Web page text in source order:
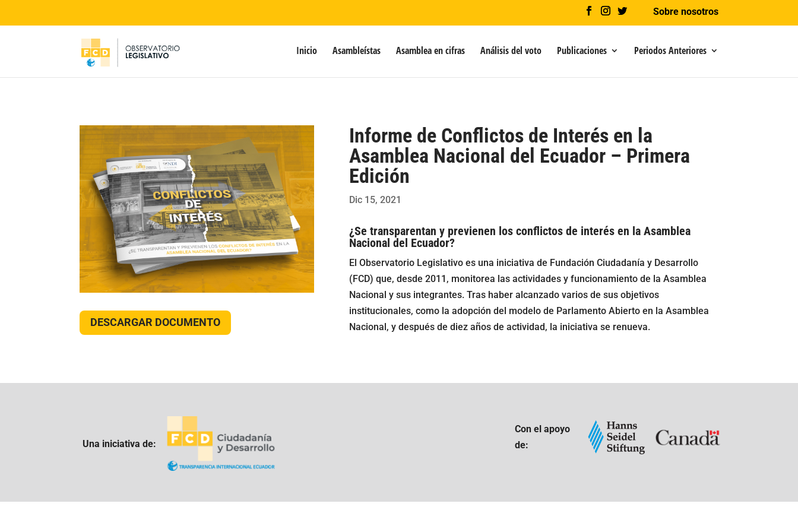
Sobre nosotros
Inicio Asambleístas Asamblea en cifras Análisis del voto Publicaciones Periodos Anteriores
DESCARGAR DOCUMENTO
Informe de Conflictos de Interés en la
Asamblea Nacional del Ecuador – Primera
Edición
Dic 15, 2021
¿Se transparentan y previenen los conflictos de interés en la Asamblea
Nacional del Ecuador?
El Observatorio Legislativo es una iniciativa de Fundación Ciudadanía y Desarrollo
(FCD) que, desde 2011, monitorea las actividades y funcionamiento de la Asamblea
Nacional y sus integrantes. Tras haber alcanzado varios de sus objetivos
institucionales, como la adopción del modelo de Parlamento Abierto en la Asamblea
Nacional, y después de diez años de actividad, la iniciativa se renueva.
Una iniciativa de:
Con el apoyo
de: